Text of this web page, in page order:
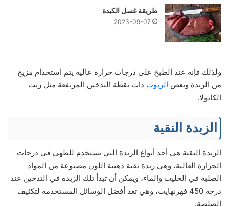
طریقة غسل الكبدة
2023-09-07
ولذلك فإنه عند الطبخ على درجات حرارة عالية يتم استخدام مزيج
من الزبدة وبعض الزيوت ذات نقطة التدخين المرتفعة مثل زيت
الكانولا.
الزبدة النقية
الزبدة النقية هي أحد أنواع الزبدة التي تستخدم للطهي في درجات
الحرارة العالية، وهي زبدة نقية ذهبية اللون مصنوعة من المواد
الصلبة في الحليب والماء، ويمكن أن تبدأ تلك الزبدة في التدخين عند
درجة 450 فهرنهايت، وهي تعد أفضل الوسائل المستخدمة لتكثيف
الصلصة.